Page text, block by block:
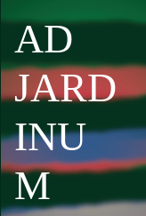
AD
JARD
INU
M